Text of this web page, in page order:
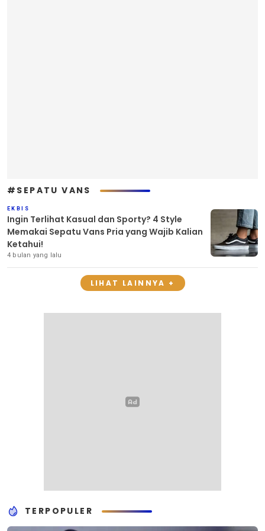
#SEPATU VANS
EKBIS
Ingin Terlihat Kasual dan Sporty? 4 Style
Memakai Sepatu Vans Pria yang Wajib Kalian
Ketahui!
4 bulan yang lalu
LIHAT LAINNYA +
TERPOPULER